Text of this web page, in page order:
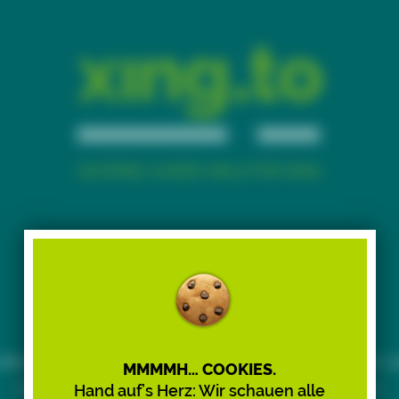
Time to say goodbye.
Besucher:in, xing.to funktioniert nur noch bis
2026 – wir stellen den Dienst nach 15 Jahren ein.
MMMMH… COOKIES.
Hand auf’s Herz: Wir schauen alle